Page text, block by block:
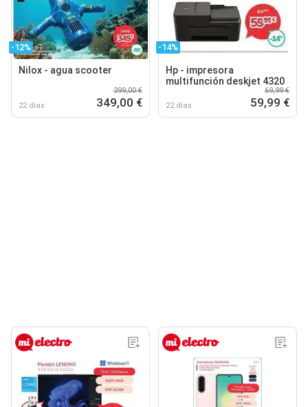
-12%
Nilox - agua scooter
22 días
399,00 €
349,00 €
-14%
Hp - impresora
multifunción deskjet 4320
22 días
69,99 €
59,99 €